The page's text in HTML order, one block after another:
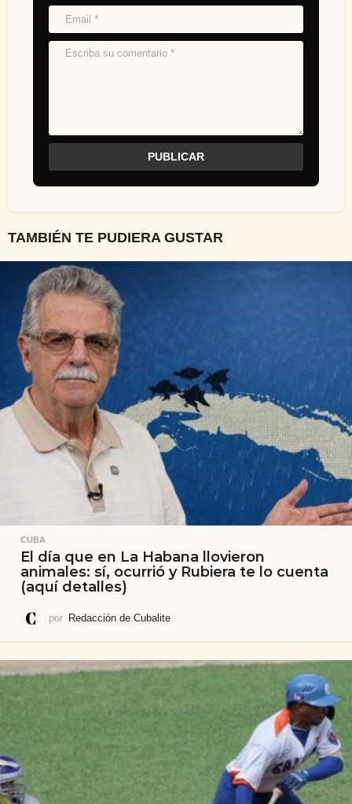
TAMBIÉN TE PUDIERA GUSTAR
CUBA
El día que en La Habana llovieron
animales: sí, ocurrió y Rubiera te lo cuenta
(aquí detalles)
por Redacción de Cubalite